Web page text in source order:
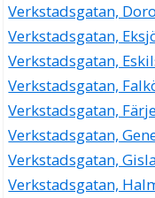
Drop Off Sverige AB
Rolf Claes Edfeldt
Verkstadsgatan 4, 75323
Engsbacka Bygg AB
Sven Gunnar Christoffer
018-134501
Verkstadsgatan 4, 75323
Engsbacka Invest AB
Verkstadsgatan,
Verkstadsgatan,
Verkstadsgatan,
Verkstadsgatan,
Verkstadsgatan,
Verkstadsgatan,
Verkstadsgatan,
Verkstadsgatan,